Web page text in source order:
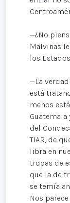
—¿No
Malvinas
los
—La
está
menos
del
TIAR, de
libra en
tropas de
que la de
se temía
Nos